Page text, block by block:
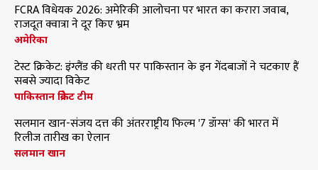
FCRA विधेयक 2026: अमेरिकी आलोचना पर भारत का करारा जवाब,
राजदूत क्वात्रा ने दूर किए भ्रम
अमेरिका
टेस्ट क्रिकेट: इंग्लैंड की धरती पर पाकिस्तान के इन गेंदबाजों ने चटकाए हैं
सबसे ज्यादा विकेट
पाकिस्तान क्रिकेट टीम
सलमान खान-संजय दत्त की अंतरराष्ट्रीय फिल्म '7 डॉग्स' की भारत में
रिलीज तारीख का ऐलान
सलमान खान